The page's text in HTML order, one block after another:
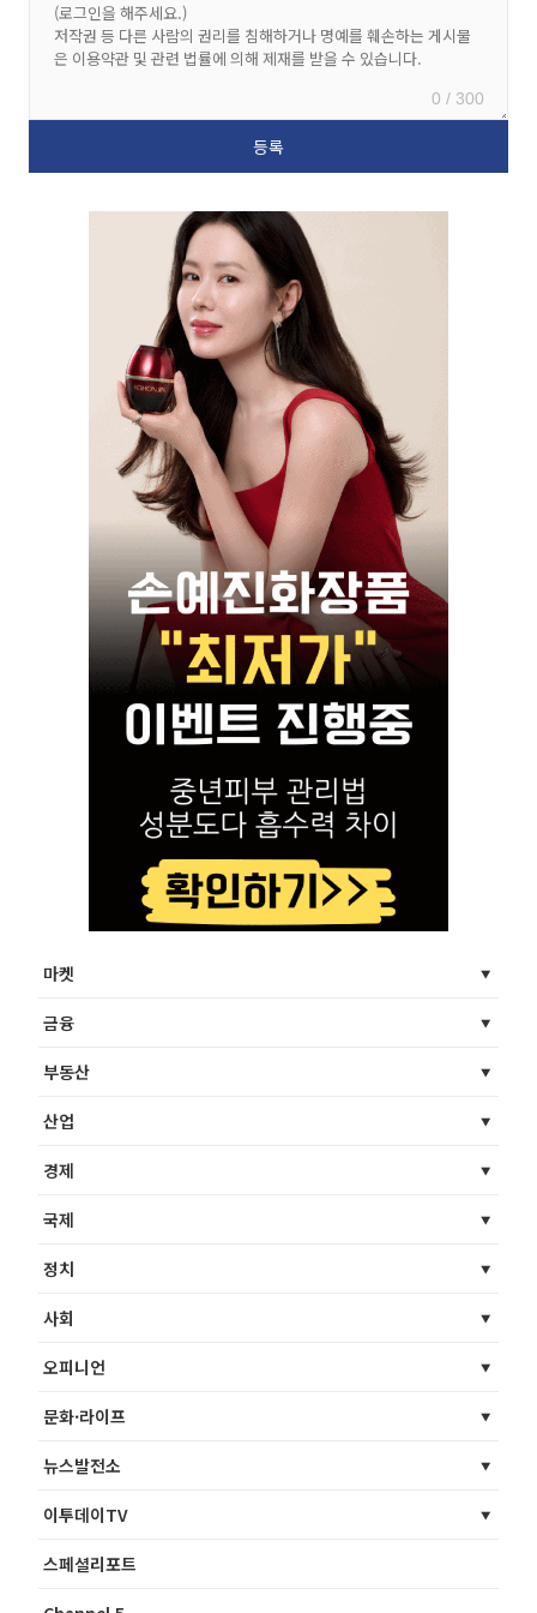
0 / 300
마켓
금융
부동산
산업
경제
국제
정치
사회
오피니언
문화·라이프
뉴스발전소
이투데이TV
스페셜리포트